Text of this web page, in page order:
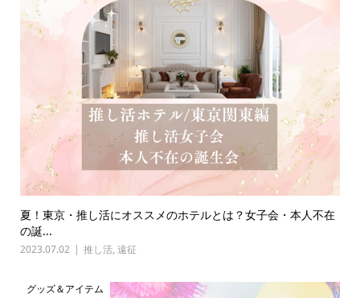
夏！東京・推し活にオススメのホテルとは？女子会・本人不在
の誕...
2023.07.02 推し活, 遠征
グッズ＆アイテム